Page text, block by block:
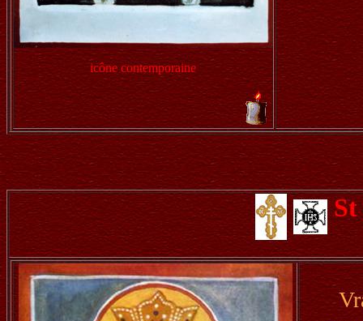
icône contemporaine
St